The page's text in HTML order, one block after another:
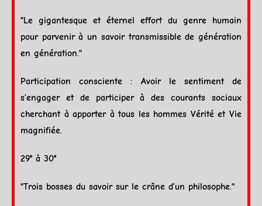
"Le gigantesque et éternel effort du genre humain
pour parvenir à un savoir transmissible de génération
en génération."
Participation consciente : Avoir le sentiment de
s’engager et de participer à des courants sociaux
cherchant à apporter à tous les hommes Vérité et Vie
magnifiée.
29° à 30°
"Trois bosses du savoir sur le crâne d’un philosophe."